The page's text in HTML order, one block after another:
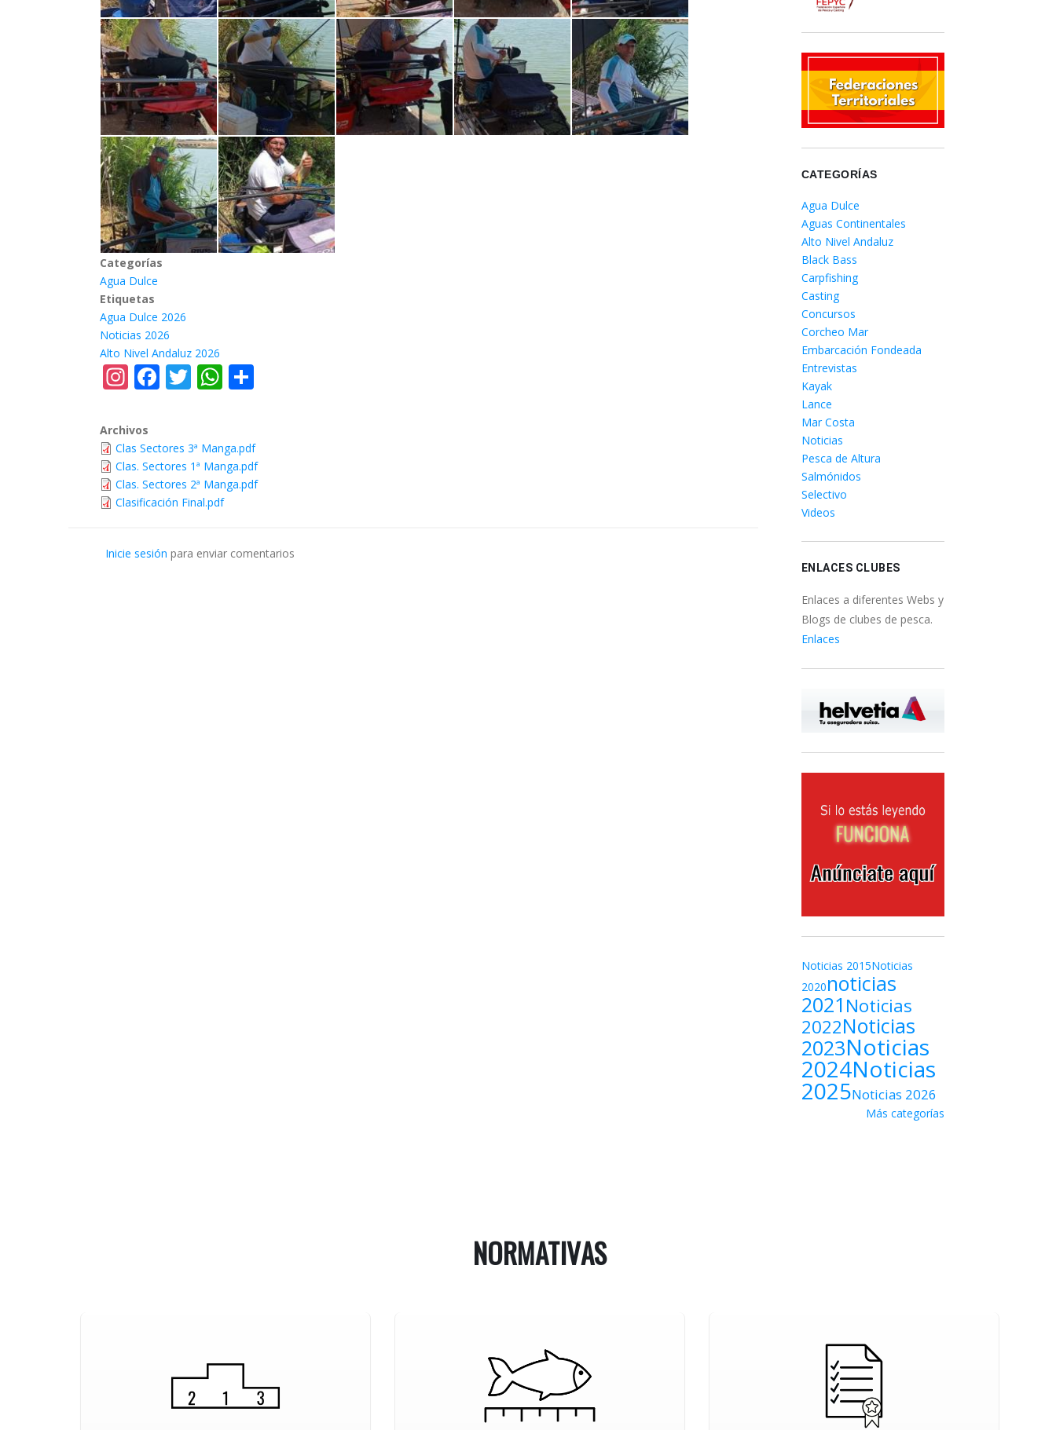
Categorías
Agua Dulce
Etiquetas
Agua Dulce 2026
Noticias 2026
Alto Nivel Andaluz 2026
Instagram
Facebook
TwitterWhatsApp
Archivos
Clas Sectores 3ª Manga.pdf
Clas. Sectores 1ª Manga.pdf
Clas. Sectores 2ª Manga.pdf
Clasificación Final.pdf
Inicie sesión para enviar comentarios
CATEGORÍAS
Agua Dulce
Aguas Continentales
Alto Nivel Andaluz
Black Bass
Carpfishing
Casting
Concursos
Corcheo Mar
Embarcación Fondeada
Entrevistas
Kayak
Lance
Mar Costa
Noticias
Pesca de Altura
Salmónidos
Selectivo
Videos
ENLACES CLUBES
Enlaces a diferentes Webs y
Blogs de clubes de pesca.
Enlaces
Noticias 2015Noticias
2020noticias
2021Noticias
2022Noticias
2023Noticias
2024Noticias
2025Noticias 2026
Más categorías
NORMATIVAS